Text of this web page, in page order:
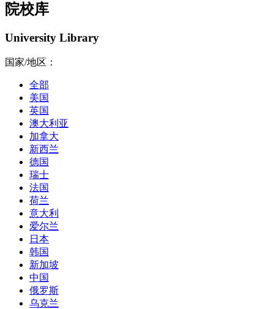
院校库
University Library
国家/地区：
全部
美国
英国
澳大利亚
加拿大
新西兰
德国
瑞士
法国
荷兰
意大利
爱尔兰
日本
韩国
新加坡
中国
俄罗斯
乌克兰